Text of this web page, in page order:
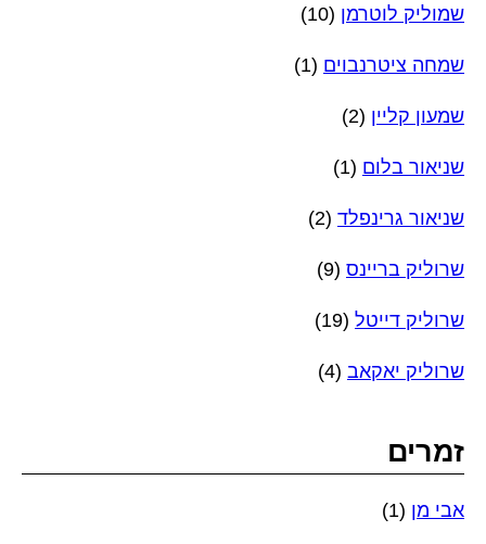
שמוליק לוטרמן (10)
שמחה ציטרנבוים (1)
שמעון קליין (2)
שניאור בלום (1)
שניאור גרינפלד (2)
שרוליק בריינס (9)
שרוליק דייטל (19)
שרוליק יאקאב (4)
זמרים
אבי מן (1)